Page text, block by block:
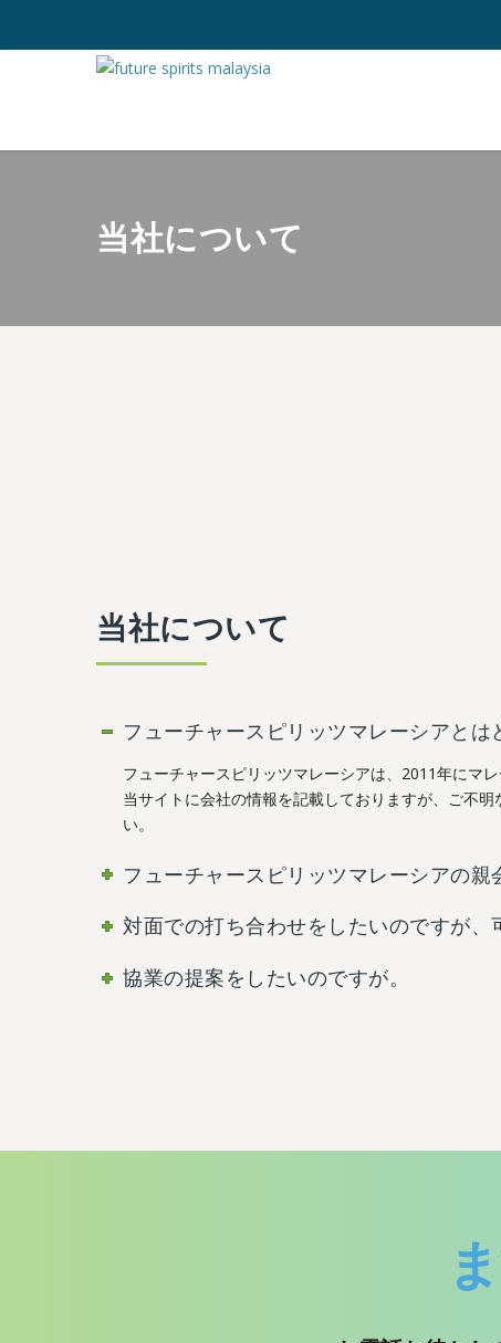
当社について
当社について
フューチャースピリッツマレーシアとは
フューチャースピリッツマレーシアは、2011年にマ
当サイトに会社の情報を記載しておりますが、ご不
い。
フューチャースピリッツマレーシアの親
対面での打ち合わせをしたいのですが、
協業の提案をしたいのですが。